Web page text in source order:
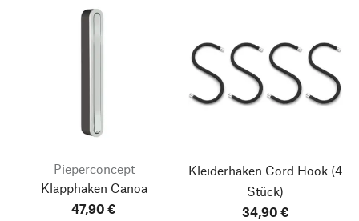
Pieperconcept
Klapphaken Canoa
47,90 €
Kleiderhaken Cord Hook (4
Stück)
34,90 €